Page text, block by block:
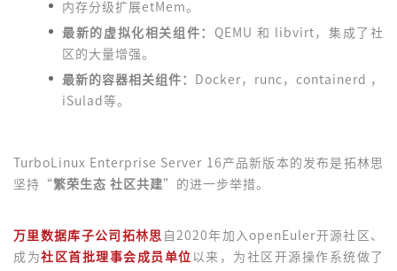
内存分级扩展etMem。
最新的虚拟化相关组件： QEMU 和 libvirt，集成了社
区的大量增强。
最新的容器相关组件：
Docker，runc，containerd ，
iSulad等。
TurboLinux Enterprise Server 16产品新版本的发布是拓林思
坚持“繁荣生态 社区共建”的进一步举措。
万里数据库子公司拓林思 自2020年加入openEuler开源社区、
成为社区首批理事会成员单位 以来，为社区开源操作系统做了